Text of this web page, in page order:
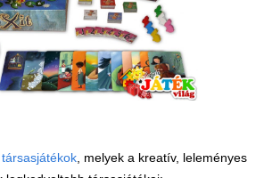
, melyek a kreatív, leleményes